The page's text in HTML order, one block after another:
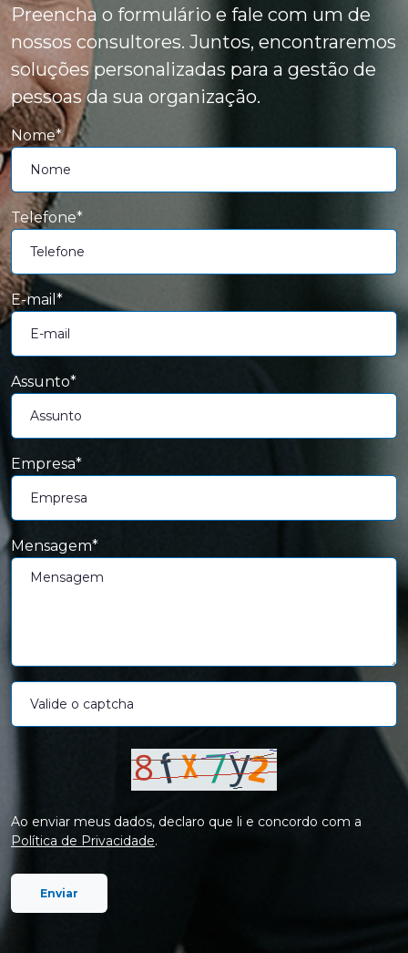
Preencha o formulário e fale com um de
nossos consultores. Juntos, encontraremos
soluções personalizadas para a gestão de
pessoas da sua organização.
Nome*
Telefone*
E-mail*
Assunto*
Empresa*
Mensagem*
Ao enviar meus dados, declaro que li e concordo com a
Política de Privacidade.
Enviar